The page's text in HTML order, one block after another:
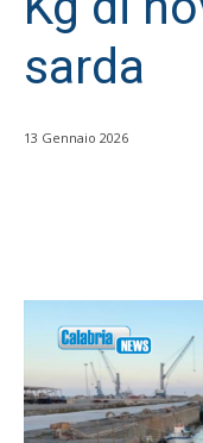
sarda
13 Gennaio 2026